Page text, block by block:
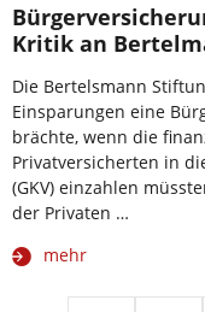
Kritik an
Die Bertelsmann
Einsparungen eine
brächte, wenn die
Privatversicherten in
(GKV) einzahlen
der Privaten …
mehr